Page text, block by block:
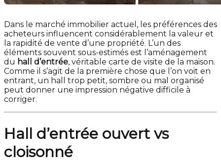
Dans le marché immobilier actuel, les préférences des
acheteurs influencent considérablement la valeur et
la rapidité de vente d’une propriété. L’un des
éléments souvent sous-estimés est l’aménagement
du hall d’entrée, véritable carte de visite de la maison.
Comme il s’agit de la première chose que l’on voit en
entrant, un hall trop petit, sombre ou mal organisé
peut donner une impression négative difficile à
corriger.
Hall d’entrée ouvert vs
cloisonné